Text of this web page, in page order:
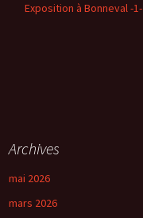
Exposition à Bonneval -1-
Archives
mai 2026
mars 2026